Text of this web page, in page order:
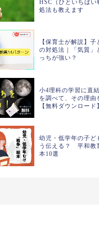
HSC（ひといちば
処法も教えます
【保育士が解説】
の対処法｜「気質」
っちが強い？
小4理科の学習に直
を調べて、その理由
【無料ダウンロード
幼児・低学年の子ど
う伝える？ 平和教
本10選